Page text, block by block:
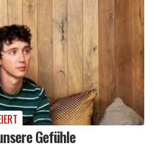
Gefühle